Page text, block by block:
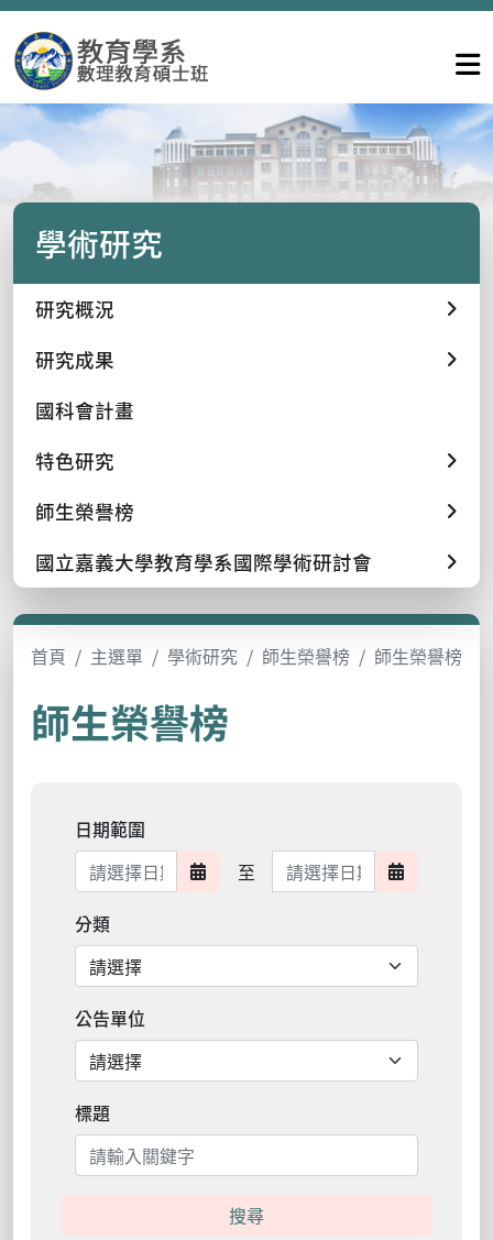
學術研究
研究概況
研究成果
國科會計畫
特色研究
師生榮譽榜
國立嘉義大學教育學系國際學術研討會
首頁 主選單 學術研究 師生榮譽榜 師生榮譽榜
師生榮譽榜
日期範圍
日期範圍開始
至 日期範圍結束 日期範圍
分類
公告單位
標題